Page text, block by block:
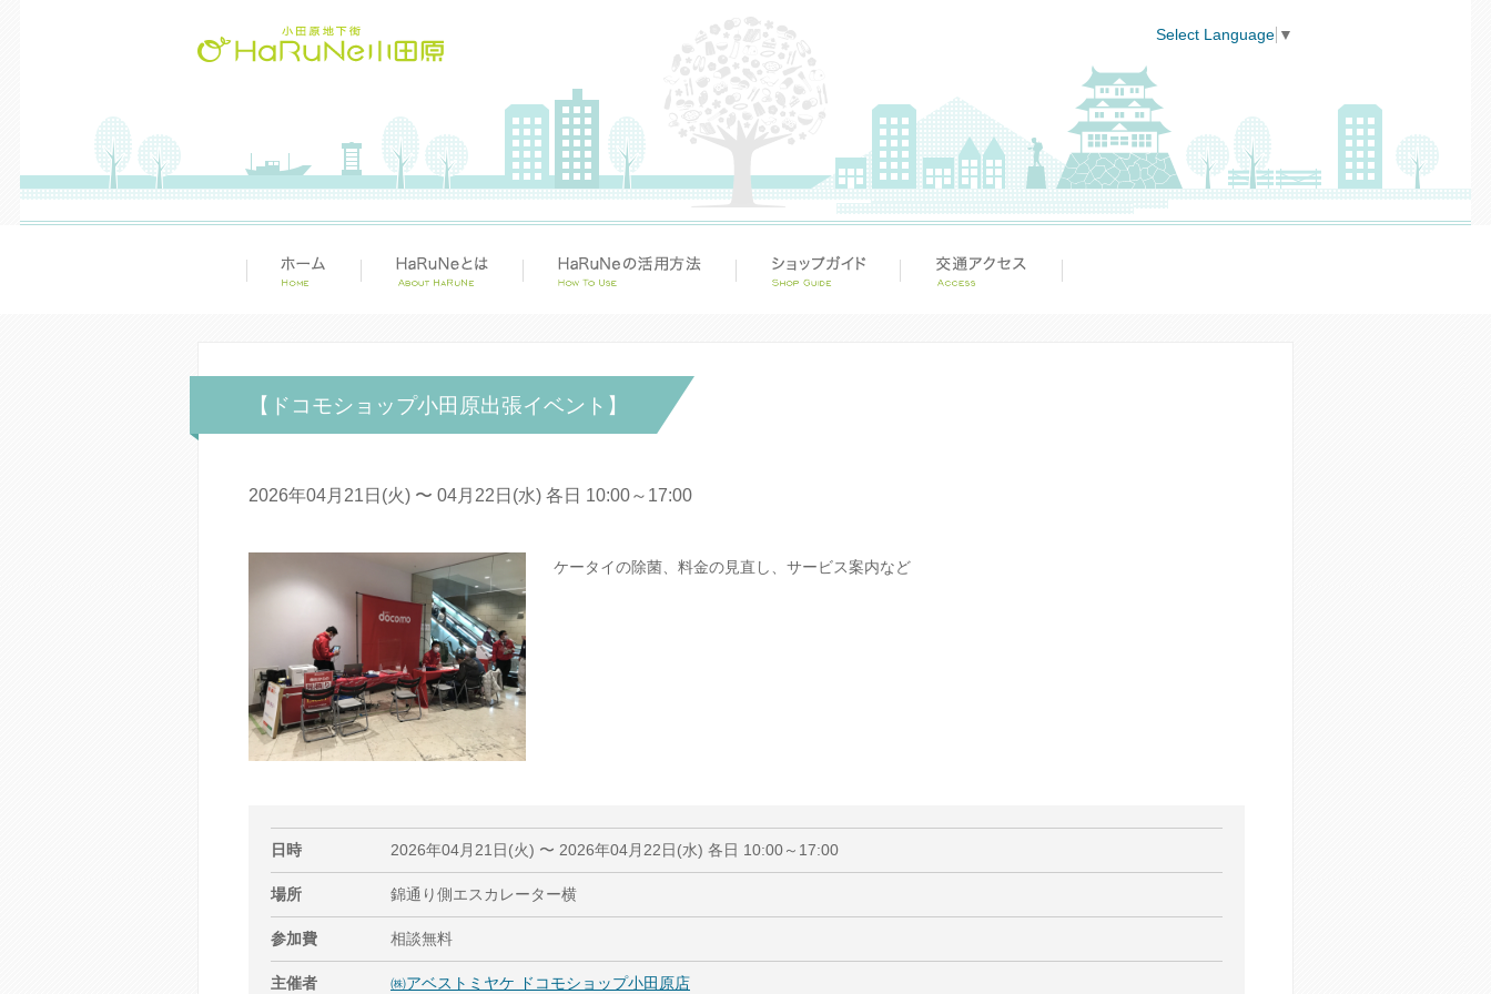
Select Language ▼
【ドコモショップ小田原出張イベント】
2026年04月21日(火) 〜 04月22日(水) 各日 10:00～17:00
ケータイの除菌、料金の見直し、サービス案内など
日時 2026年04月21日(火) 〜 2026年04月22日(水) 各日 10:00～17:00
場所 錦通り側エスカレーター横
参加費 相談無料
主催者 ㈱アベストミヤケ ドコモショップ小田原店